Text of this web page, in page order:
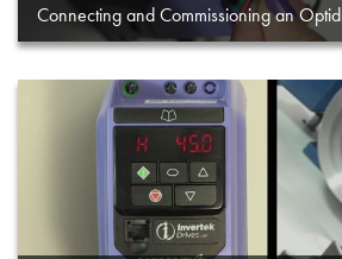
Connecting and Commissioning an